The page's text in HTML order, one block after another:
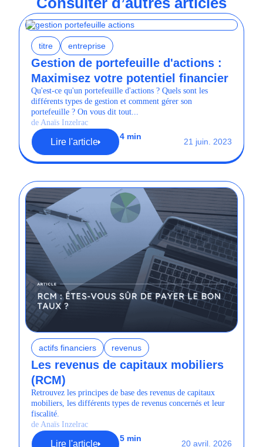
titre entreprise
Gestion de portefeuille d'actions :
Maximisez votre potentiel financier
Qu'est-ce qu'un portefeuille d'actions ? Quels sont les
différents types de gestion et comment gérer son
portefeuille ? On vous dit tout...
de Anaïs Inzelrac
Lire l'article
4 min
21 juin. 2023
actifs financiers revenus
Les revenus de capitaux mobiliers
(RCM)
Retrouvez les principes de base des revenus de capitaux
mobiliers, les différents types de revenus concernés et leur
fiscalité.
de Anaïs Inzelrac
Lire l'article
5 min
20 avril. 2026